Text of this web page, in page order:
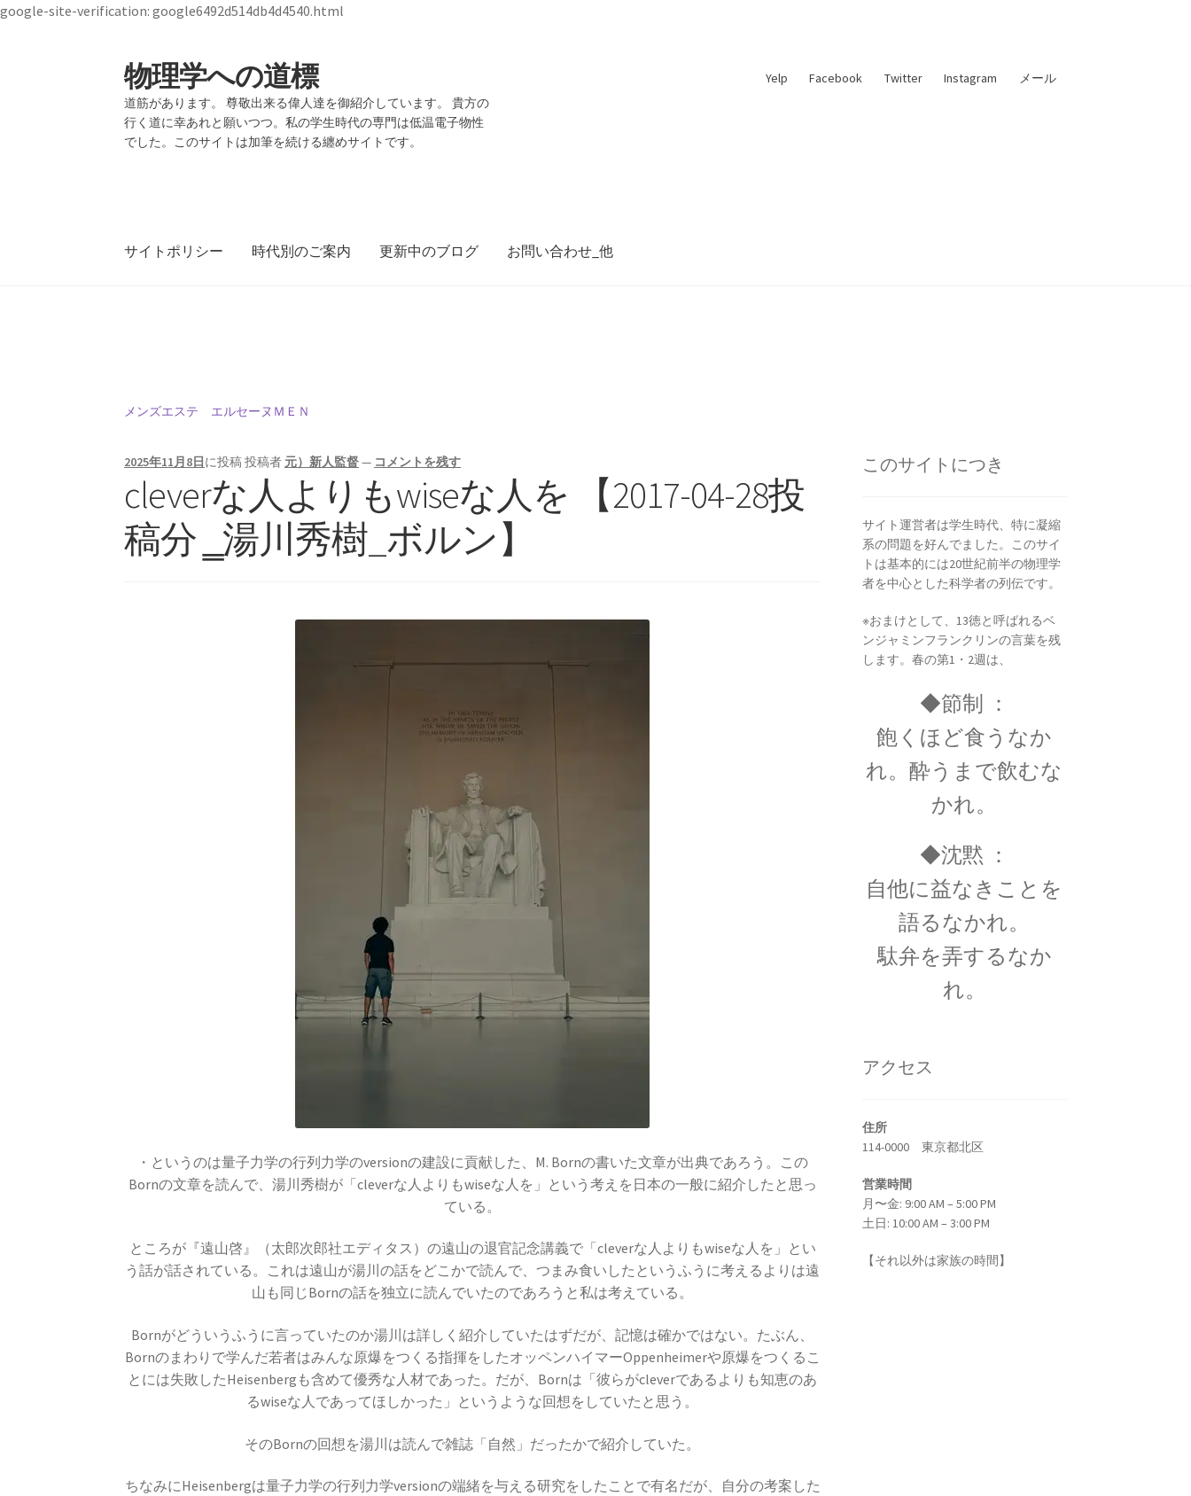
google-site-verification: google6492d514db4d4540.html
ナ
ビ
ゲ
ー
ス
コ
ン
テ
ン
ッ
物理学への道標
道筋があります。 尊敬出来る偉人達を御紹介しています。 貴方の
行く道に幸あれと願いつつ。私の学生時代の専門は低温電子物性
でした。このサイトは加筆を続ける纏めサイトです。
Yelp Facebook Twitter Instagram メール
サイトポリシー 時代別のご案内 更新中のブログ お問い合わせ_他
【インドまで出かけて見聞を広め、原子・統計を始めた賢人】 【謎に満ちた数と幾何学の創始者】
フォン・ノイマン
【 医学の視点から光の波動説を発展｜三原色の提唱】
歴史的な集合写真
【電流の仕組みを分かり易く実験で説明】
物理学者のまとめ
18世紀生まれの
物理学者のまとめ
レンツ_Heinrich Friedrich Emil Lenz 【変動磁場_誘導起電力を法則化】
【トピック】
【イギリスの叙勲・など】
【光速度を始めて測定｜ドップラー効果を考察】
A・J・フレネル
【光が横波であると説明しての偏向や屈折を説明】
B・D・ジョゼフソン
【量子力学的効果をデバイスで具現化】
【ドップラー効果を定式化したオーストリア人】_【マンハッタン計画に参画しボーム解釈を提唱】
【サイクロトロンを発明し人工放射性元素を実現】
メンズエステ エルセーヌＭＥＮ
2025年11月8日 に投稿投稿者 元）新人監督— コメントを残す
cleverな人よりもwiseな人を 【2017-04-28投
稿分 ‗湯川秀樹_ボルン】
・というのは量子力学の行列力学のversionの建設に貢献した、M. Bornの書いた文章が出典であろう。この
Bornの文章を読んで、湯川秀樹が「cleverな人よりもwiseな人を」という考えを日本の一般に紹介したと思っ
ている。
ところが『遠山啓』（太郎次郎社エディタス）の遠山の退官記念講義で「cleverな人よりもwiseな人を」とい
う話が話されている。これは遠山が湯川の話をどこかで読んで、つまみ食いしたというふうに考えるよりは遠
山も同じBornの話を独立に読んでいたのであろうと私は考えている。
Bornがどういうふうに言っていたのか湯川は詳しく紹介していたはずだが、記憶は確かではない。たぶん、
Bornのまわりで学んだ若者はみんな原爆をつくる指揮をしたオッペンハイマーOppenheimerや原爆をつくるこ
とには失敗したHeisenbergも含めて優秀な人材であった。だが、Bornは「彼らがcleverであるよりも知恵のあ
るwiseな人であってほしかった」というような回想をしていたと思う。
そのBornの回想を湯川は読んで雑誌「自然」だったかで紹介していた。
ちなみにHeisenbergは量子力学の行列力学versionの端緒を与える研究をしたことで有名だが、自分の考案した
このサイトにつき
サイト運営者は学生時代、特に凝縮
系の問題を好んでました。このサイ
トは基本的には20世紀前半の物理学
者を中心とした科学者の列伝です。
※おまけとして、13徳と呼ばれるベ
ンジャミンフランクリンの言葉を残
します。春の第1・2週は、
◆節制 ：
飽くほど食うなか
れ。酔うまで飲むな
かれ。
◆沈黙 ：
自他に益なきことを
語るなかれ。
駄弁を弄するなか
れ。
アクセス
住所
114-0000 東京都北区
営業時間
月〜金: 9:00 AM – 5:00 PM
土日: 10:00 AM – 3:00 PM
【それ以外は家族の時間】